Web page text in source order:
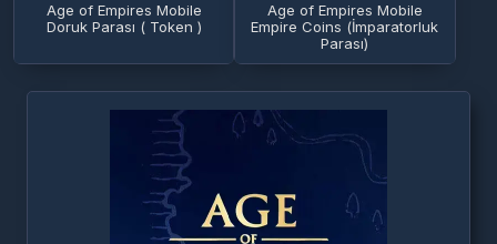
Age of Empires Mobile
Doruk Parası ( Token )
Age of Empires Mobile
Empire Coins (İmparatorluk
Parası)